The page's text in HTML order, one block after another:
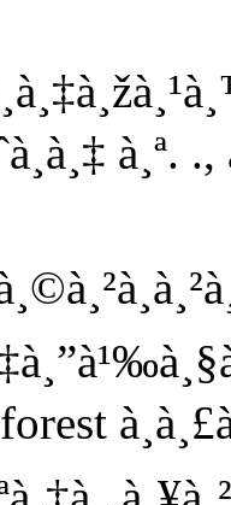
à¸ª.